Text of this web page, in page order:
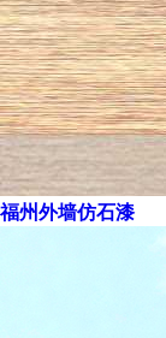
福州外墙仿石漆